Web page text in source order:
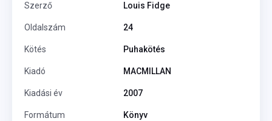
Szerző Louis Fidge
Oldalszám 24
Kötés Puhakötés
Kiadó MACMILLAN
Kiadási év 2007
Formátum Könyv